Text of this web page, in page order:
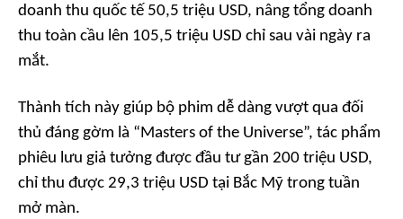
doanh thu quốc tế 50,5 triệu USD, nâng tổng doanh
thu toàn cầu lên 105,5 triệu USD chỉ sau vài ngày ra
mắt.
Thành tích này giúp bộ phim dễ dàng vượt qua đối
thủ đáng gờm là “Masters of the Universe”, tác phẩm
phiêu lưu giả tưởng được đầu tư gần 200 triệu USD,
chỉ thu được 29,3 triệu USD tại Bắc Mỹ trong tuần
mở màn.